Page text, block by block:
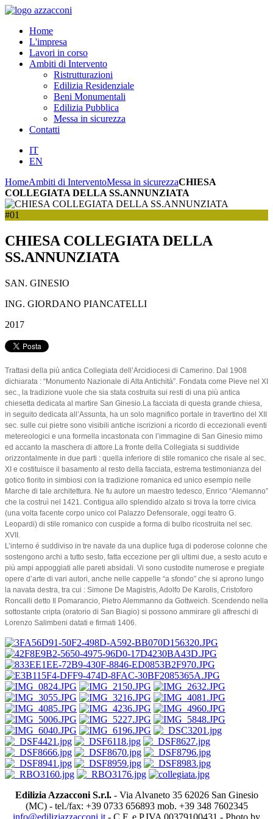
Home
L'impresa
Lavori in corso
Ambiti di Intervento
Ristrutturazioni
Edilizia Residenziale
Beni Monumentali
Edilizia Pubblica
Messa in sicurezza
Contatti
IT
EN
HomeAmbiti di InterventoMessa in sicurezzaCHIESA
COLLEGIATA DELLA SS.ANNUNZIATA
#01
CHIESA COLLEGIATA DELLA
SS.ANNUNZIATA
SAN. GINESIO
ING. GIORDANO PIANCATELLI
2017
Trattasi della più antica Collegiata dell’Arcidiocesi di Camerino. Dal 1908
dichiarata : “Monumento Nazionale di Alta Antichità”. Fondata come Pieve nel XI
sec., la tradizione vuole che sia stata costruita sui resti di una più antica
chiesetta dedicata al martire San Ginesio.La facciata di questa grande chiesa,
in seguito dedicata all’Assunta, ha un solo magnifico portale in travertino del XII
sec. sulle cui pietre sono visibili antiche iscrizioni a ricordo di eccezionali eventi
metereologici e una formella incastonata con l’immagine di San Ginesio mimo
ed accanto la maschera di attore.La fronte della Collegiata si suddivide
orizzontalmente in due parti : quella inferiore di stile romanico che risale al sec.
XI e costituisce il basamento al resto della facciata, estrema testimonianza del
gotico fiorito in simbiosi con la tradizione romanica ed unico esempio nelle
Marche di tale architettura. Ne fu autore un maestro tedesco, Enrico “Alemanno”
che la costruì nel 1421. Contigua allo splendido alzato si trova la torre civica
(una volta facente corpo unico col Palazzo Defensorale, oggi teatro G.
Leopardi) di stile romanico con cuspide a forma di bulbo ricostruita nel sec.
XVII.
L’interno é suddiviso in tre navate da una duplice fuga di poderose colonne che
sostengono archi a tutto sesto, fatta eccezione per gli ultimi due, a sesto acuto e
più ampi appoggiati alle pareti absidali. Vi sono custodite numerose e pregiate
opere d’arte di vari autori, anche nelle cappelle “a sfondo” che si aprono lungo
la navata destra, tra cui : Simone De Magistris, Adolfo De Karolis, Cristoforo
Roncalli detto Il Pomarancio, Pietro Alemmanno da Gottweich. Scendendo nella
sottostante cripta (oratorio di San Biagio) si possono ammirare gli affreschi di
Lorenzo Salimbeni datati e firmati 1406.
Edilizia Azzacconi S.r.l.- Via Alvaneto 35 62026 San Ginesio
(MC) - tel./fax: +39 0733 656893 mob. +39 348 7602345
info@ediliziazzacconi.it - C.F. e P.IVA 00379100431 - Photo by